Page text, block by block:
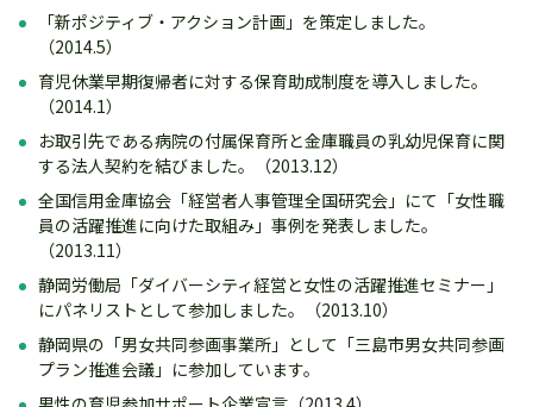
「新ポジティブ・アクション計画」を策定しました。
（2014.5）
育児休業早期復帰者に対する保育助成制度を導入しました。
（2014.1）
お取引先である病院の付属保育所と金庫職員の乳幼児保育に関
する法人契約を結びました。（2013.12）
全国信用金庫協会「経営者人事管理全国研究会」にて「女性職
員の活躍推進に向けた取組み」事例を発表しました。
（2013.11）
静岡労働局「ダイバーシティ経営と女性の活躍推進セミナー」
にパネリストとして参加しました。（2013.10）
静岡県の「男女共同参画事業所」として「三島市男女共同参画
プラン推進会議」に参加しています。